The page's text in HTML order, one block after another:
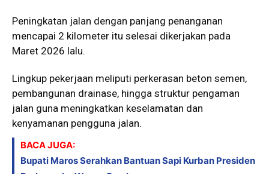
Peningkatan jalan dengan panjang penanganan
mencapai 2 kilometer itu selesai dikerjakan pada
Maret 2026 lalu.
Lingkup pekerjaan meliputi perkerasan beton semen,
pembangunan drainase, hingga struktur pengaman
jalan guna meningkatkan keselamatan dan
kenyamanan pengguna jalan.
BACA JUGA:
Bupati Maros Serahkan Bantuan Sapi Kurban Presiden